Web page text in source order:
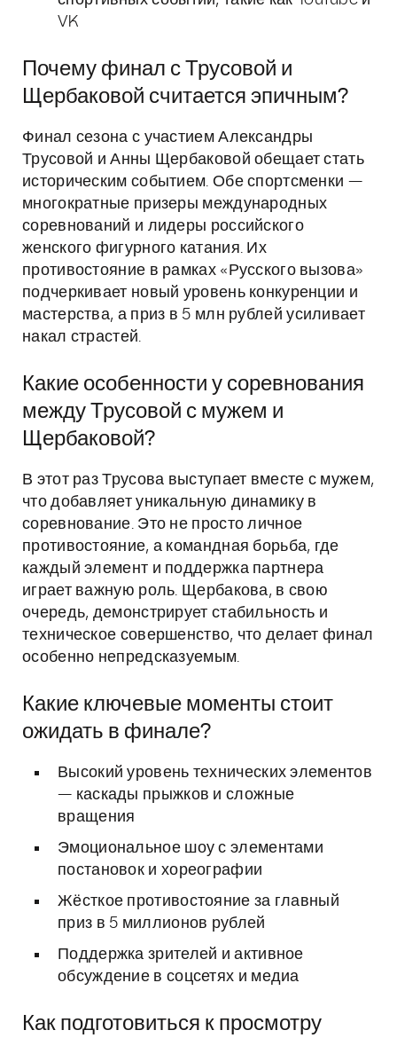
VK
Почему финал с Трусовой и
Щербаковой считается эпичным?
Финал сезона с участием Александры
Трусовой и Анны Щербаковой обещает стать
историческим событием. Обе спортсменки —
многократные призеры международных
соревнований и лидеры российского
женского фигурного катания. Их
противостояние в рамках «Русского вызова»
подчеркивает новый уровень конкуренции и
мастерства, а приз в 5 млн рублей усиливает
накал страстей.
Какие особенности у соревнования
между Трусовой с мужем и
Щербаковой?
В этот раз Трусова выступает вместе с мужем,
что добавляет уникальную динамику в
соревнование. Это не просто личное
противостояние, а командная борьба, где
каждый элемент и поддержка партнера
играет важную роль. Щербакова, в свою
очередь, демонстрирует стабильность и
техническое совершенство, что делает финал
особенно непредсказуемым.
Какие ключевые моменты стоит
ожидать в финале?
Высокий уровень технических элементов
— каскады прыжков и сложные
вращения
Эмоциональное шоу с элементами
постановок и хореографии
Жёсткое противостояние за главный
приз в 5 миллионов рублей
Поддержка зрителей и активное
обсуждение в соцсетях и медиа
Как подготовиться к просмотру